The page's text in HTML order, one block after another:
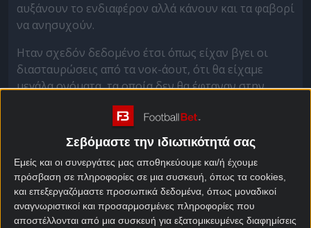
Σεβόμαστε την ιδιωτικότητά σας
Εμείς και οι συνεργάτες μας αποθηκεύουμε και/ή έχουμε
πρόσβαση σε πληροφορίες σε μια συσκευή, όπως τα cookies,
και επεξεργαζόμαστε προσωπικά δεδομένα, όπως μοναδικοί
αναγνωριστικοί και προσαρμοσμένες πληροφορίες που
αποστέλλονται από μια συσκευή για εξατομικευμένες διαφημίσεις
αυξάνουν το ενδιαφέρον αλλά κάνουν και τα φαβορί
να ανησυχούν.
Ηταν σχεδόν δεδομένο έτσι όπως είχαν βγει οι
διασταυρώσεις από τα νοκ-άουτ, ότι θα είχαμε
μεγάλα ονόματα, τα οποία δεν θα έφταναν στην
τελική 8άδα, στην προημιτελική φάση.
Αν συνυπολογίσουμε και τις δύο εκπλήξεις που
είχαμε με τους αποκλεισμούς της Ολλανδίας και της
Γαλλίας, τότε αντιλαμβανόμαστε γιατί αυτή η
διοργάνωση φτάνει προς το τέλος της, έχοντας
μοιρασμένες τις πιθανότητες για μια θέση στο
βάθρο.